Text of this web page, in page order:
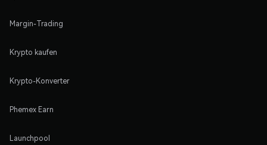
Margin-Trading
Krypto kaufen
Krypto-Konverter
Phemex Earn
Launchpool